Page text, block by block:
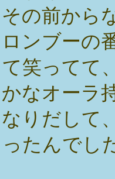
の前から
ンブーの
笑ってて
なオーラ
りだして
たんでし